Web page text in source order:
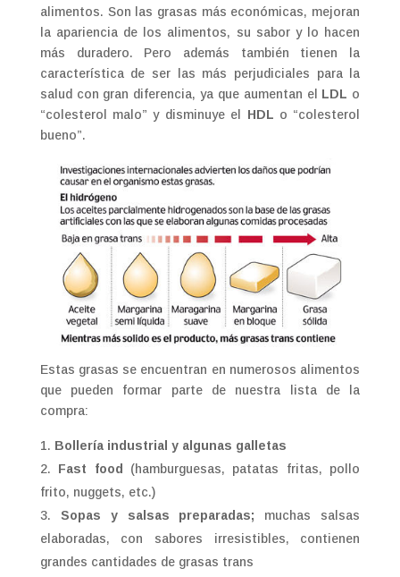
alimentos. Son las grasas más económicas, mejoran
la apariencia de los alimentos, su sabor y lo hacen
más duradero. Pero además también tienen la
característica de ser las más perjudiciales para la
salud con gran diferencia, ya que aumentan el LDL o
“colesterol malo” y disminuye el HDL o “colesterol
bueno”.
Estas grasas se encuentran en numerosos alimentos
que pueden formar parte de nuestra lista de la
compra:
Bollería industrial y algunas galletas
Fast food
(hamburguesas, patatas fritas, pollo
frito, nuggets, etc.)
Sopas y salsas preparadas; muchas salsas
elaboradas, con sabores irresistibles, contienen
grandes cantidades de grasas trans